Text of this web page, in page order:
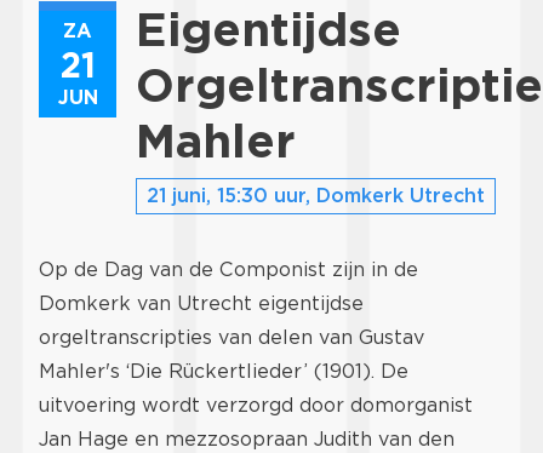
ZA
21
JUN
Eigentijdse
Mahler
21 juni, 15:30 uur, Domkerk Utrecht
Op de Dag van de Componist zijn in de
Domkerk van Utrecht eigentijdse
orgeltranscripties van delen van Gustav
Mahler's ‘Die Rückertlieder’ (1901). De
uitvoering wordt verzorgd door domorganist
Jan Hage en mezzosopraan Judith van den